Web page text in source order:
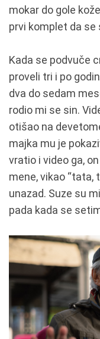
mokar do gole
prvi komplet da se
Kada se podvuče
proveli tri i po
dva do sedam
rodio mi se sin.
otišao na
majka mu je
vratio i video ga,
mene, vikao “tata,
unazad. Suze su
pada kada se